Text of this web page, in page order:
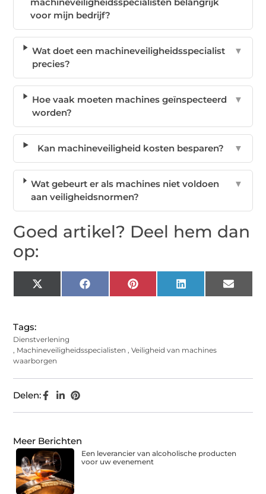
voor mijn bedrijf?
Wat doet een machineveiligheidsspecialist
precies?
▼
Hoe vaak moeten machines geïnspecteerd
worden?
▼
Kan machineveiligheid kosten besparen? ▼
Wat gebeurt er als machines niet voldoen
aan veiligheidsnormen?
▼
Goed artikel? Deel hem dan
op:
X
(Twitter)
Facebook Pinterest LinkedIn Email
Tags:
Dienstverlening
, Machineveiligheidsspecialisten ,Veiligheid van machines
waarborgen
Delen:
Meer Berichten
Een leverancier van alcoholische producten
voor uw evenement